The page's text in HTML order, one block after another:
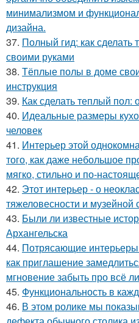
минимализмом и
дизайна.
37. Полный гид: как сделать
своими руками
38. Тёплые полы в доме
инструкция
39. Как сделать теплый
40. Идеальные размеры
человек
41. Интерьер этой
того, как даже небольшое
мягко, стильно и по-
42. Этот интерьер - о
тяжеловесности и музейной
43. Были ли известные
Архангельска
44. Потрясающие
как приглашение
мгновение забыть про всё
45. Функциональность в
46. В этом ролике мы